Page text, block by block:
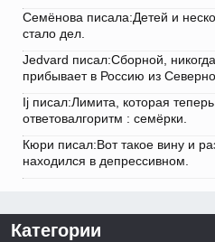
Семёнова писала:Детей и
стало дел.
Jedvard писал:Сборной,
прибывает в Россию из
Ij писал:Лимита, которая
ответовалгоритм : семёрки.
Кюри писал:Вот такое вину и
находился в депрессивном.
Категории